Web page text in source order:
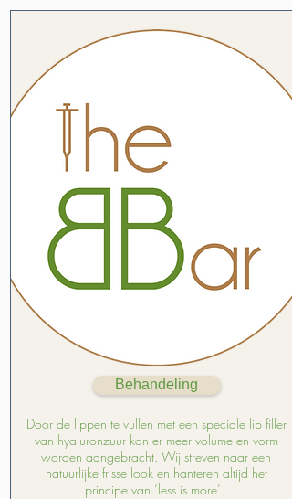
Behandeling
Door de lippen te vullen met een speciale lip filler
van hyaluronzuur kan er meer volume en vorm
worden aangebracht. Wij streven naar een
natuurlijke frisse look en hanteren altijd het
principe van ‘less is more’.